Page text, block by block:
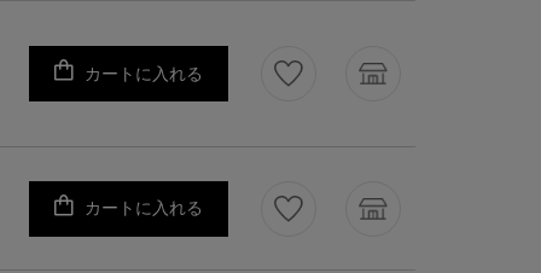
カートに入れる
カートに入れる